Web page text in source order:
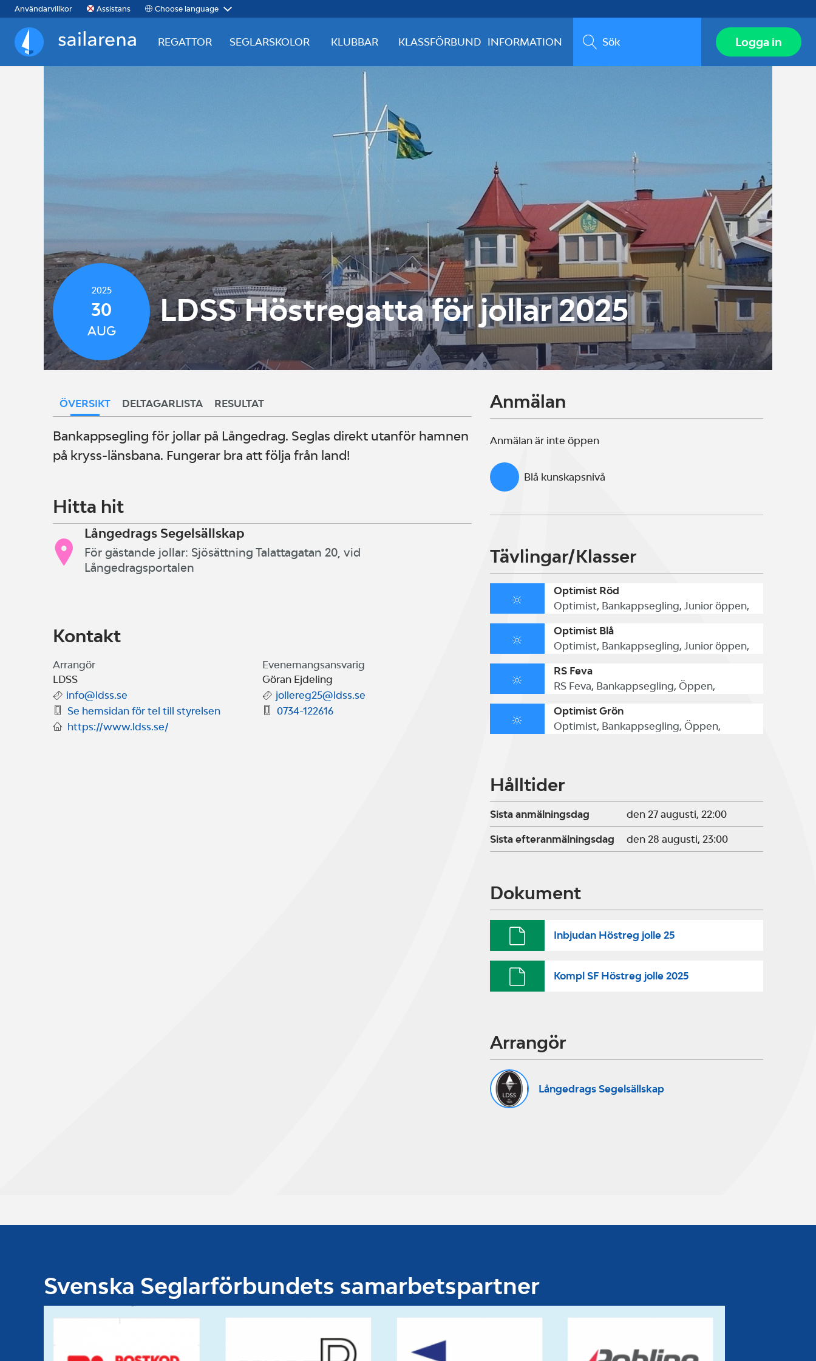
Användarvillkor Assistans Choose language
Sailarena
REGATTOR SEGLARSKOLOR KLUBBAR KLASSFÖRBUND INFORMATION Sök Logga in
2025
30
AUG
LDSS Höstregatta för jollar 2025
ÖVERSIKT DELTAGARLISTA RESULTAT
Bankappsegling för jollar på Långedrag. Seglas direkt utanför hamnen
på kryss-länsbana. Fungerar bra att följa från land!
Hitta hit
Långedrags Segelsällskap
För gästande jollar: Sjösättning Talattagatan 20, vid
Långedragsportalen
Kontakt
Arrangör
LDSS
info@ldss.se
Se hemsidan för tel till styrelsen
https://www.ldss.se/
Evenemangsansvarig
Göran Ejdeling
jollereg25@ldss.se
0734-122616
Anmälan
Anmälan är inte öppen
Blå kunskapsnivå
Tävlingar/Klasser
Optimist Röd
Optimist, Bankappsegling, Junior öppen,
Optimist Blå
Optimist, Bankappsegling, Junior öppen,
RS Feva
RS Feva, Bankappsegling, Öppen,
Optimist Grön
Optimist, Bankappsegling, Öppen,
Hålltider
Sista anmälningsdag den 27 augusti, 22:00
Sista efteranmälningsdag den 28 augusti, 23:00
Dokument
Inbjudan Höstreg jolle 25
Kompl SF Höstreg jolle 2025
Arrangör
Långedrags Segelsällskap
Svenska Seglarförbundets samarbetspartner